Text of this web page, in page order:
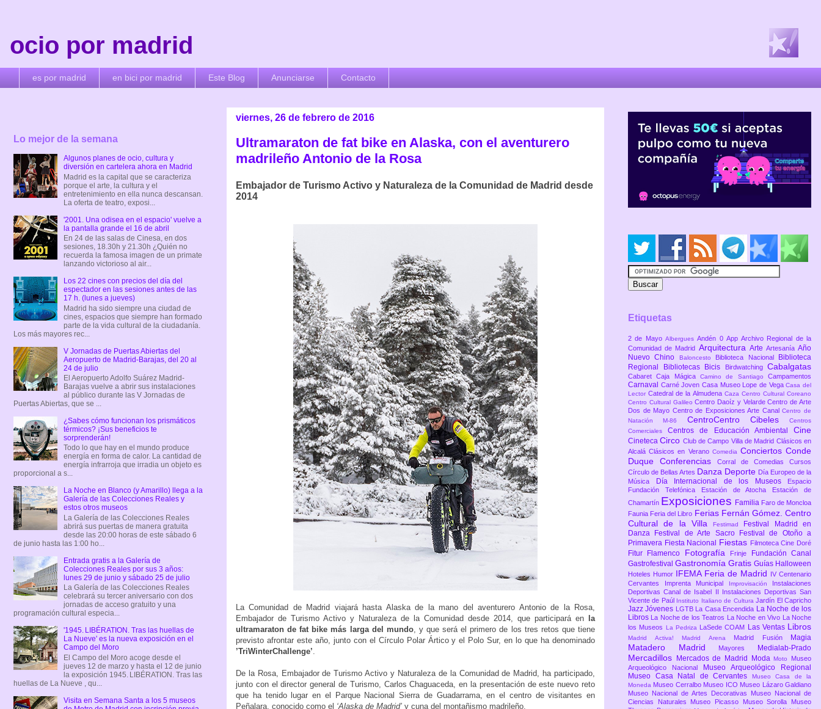
ocio por madrid
es por madrid en bici por madrid Este Blog Anunciarse Contacto
viernes, 26 de febrero de 2016
Ultramaraton de fat bike en Alaska, con el aventurero
madrileño Antonio de la Rosa
Embajador de Turismo Activo y Naturaleza de la Comunidad de Madrid desde
2014
La Comunidad de Madrid viajará hasta Alaska de la mano del aventurero Antonio de la Rosa,
Embajador de Turismo Activo y Naturaleza de la Comunidad desde 2014, que participará en
la
ultramaraton de fat bike más larga del mundo, y que será el primero de los tres retos que tiene
previsto afrontar este año, junto con el Círculo Polar Ártico y el Polo Sur, en lo que ha denominado
’TriWinterChallenge’.
De la Rosa, Embajador de Turismo Activo y Naturaleza de la Comunidad de Madrid, ha participado,
junto con el director general de Turismo, Carlos Chaguaceda, en la presentación de este nuevo reto
que ha tenido lugar en el Parque Nacional Sierra de Guadarrama, en el centro de visitantes en
Peñalara, conocido como el ‘Alaska de Madrid’ y cuna del montañismo madrileño.
Lo mejor de la semana
Algunos planes de ocio, cultura y
diversión en cartelera ahora en Madrid
Madrid es la capital que se caracteriza
porque el arte, la cultura y el
entretenimiento en ella nunca descansan.
La oferta de teatro, exposi...
'2001. Una odisea en el espacio' vuelve a
la pantalla grande el 16 de abril
En 24 de las salas de Cinesa, en dos
sesiones, 18.30h y 21.30h ¿Quién no
recuerda la famosa imagen de un primate
lanzando victorioso al air...
Los 22 cines con precios del día del
espectador en las sesiones antes de las
17 h. (lunes a jueves)
Madrid ha sido siempre una ciudad de
cines, espacios que siempre han formado
parte de la vida cultural de la ciudadanía.
Los más mayores rec...
V Jornadas de Puertas Abiertas del
Aeropuerto de Madrid-Barajas, del 20 al
24 de julio
El Aeropuerto Adolfo Suárez Madrid-
Barajas vuelve a abrir sus instalaciones
al público durante las V Jornadas de
Puertas Abiertas, que se ...
¿Sabes cómo funcionan los prismáticos
térmicos? ¡Sus beneficios te
sorprenderán!
Todo lo que hay en el mundo produce
energía en forma de calor. La cantidad de
energía infrarroja que irradia un objeto es
proporcional a s...
La Noche en Blanco (y Amarillo) llega a la
Galería de las Colecciones Reales y
estos otros museos
La Galería de las Colecciones Reales
abrirá sus puertas de manera gratuita
desde las 20:00 horas de este sábado 6
de junio hasta las 1:00 ho...
Entrada gratis a la Galería de
Colecciones Reales por sus 3 años:
lunes 29 de junio y sábado 25 de julio
La Galería de las Colecciones Reales
celebrará su tercer aniversario con dos
jornadas de acceso gratuito y una
programación cultural especia...
'1945. LIBÉRATION. Tras las huellas de
La Nueve' es la nueva exposición en el
Campo del Moro
El Campo del Moro acoge desde el
jueves 12 de marzo y hasta el 12 de junio
la exposición 1945. LIBÉRATION. Tras las
huellas de La Nueve , qu...
Visita en Semana Santa a los 5 museos
Etiquetas
2 de Mayo AlberguesAndén 0 AppArchivo Regional de la
Comunidad de Madrid Arquitectura Arte ArtesaníaAño
Nuevo Chino
Baloncesto Biblioteca Nacional
Biblioteca
Regional
Bibliotecas Bicis Birdwatching Cabalgatas
CabaretCaja MágicaCamino de SantiagoCampamentos
Carnaval Carné JovenCasa Museo Lope de VegaCasa del
LectorCatedral de la Almudena Caza Centro Cultural Coreano
Centro Cultural GalileoCentro Daoíz y VelardeCentro de Arte
Dos de Mayo Centro de Exposiciones Arte CanalCentro de
Natación M-86 CentroCentro Cibeles
Centros
ComercialesCentros de Educación AmbientalCine
CinetecaCirco Club de Campo Villa de Madrid Clásicos en
AlcaláClásicos en Verano Comedia ConciertosConde
Duque Conferencias Corral de Comedias Cursos
Círculo de Bellas Artes Danza Deporte Día Europeo de la
Música
Día Internacional de los Museos
Espacio
Fundación Telefónica
Estación de Atocha
Estación de
Chamartín Exposiciones Familia Faro de Moncloa
Faunia Feria del Libro Ferias Fernán Gómez. Centro
Cultural de la VillaFestimad
Festival Madrid en
Danza
Festival de Arte Sacro
Festival de Otoño a
Primavera Fiesta Nacional Fiestas Filmoteca Cine Doré
Fitur Flamenco Fotografía Frinje
Fundación Canal
Gastrofestival Gastronomía Gratis Guías Halloween
Hoteles Humor IFEMA Feria de Madrid
IV Centenario
Cervantes
Imprenta Municipal Improvisación
Instalaciones
Deportivas Canal de Isabel II
Instalaciones Deportivas San
Vicente de Paúl
Instituto Italiano de CulturaJardín El Capricho
JazzJóvenes LGTB La Casa Encendida La Noche de los
Libros
La Noche de los Teatros La Noche en Vivo
La Noche
los Museos
La Pedriza LaSede COAM Las Ventas Libros
Madrid Activa! Madrid Arena Madrid Fusión Magia
Matadero Madrid Mayores Medialab-Prado
Mercadillos Mercados de Madrid ModaMoto Museo
Arqueológico Nacional
Museo Arqueológico Regional
Museo Casa Natal de Cervantes
Museo Casa de la
Moneda Museo Cerralbo Museo ICO Museo Lázaro Galdiano
Museo Nacional de Artes Decorativas Museo Nacional de
Ciencias Naturales Museo Picasso Museo Sorolla Museo